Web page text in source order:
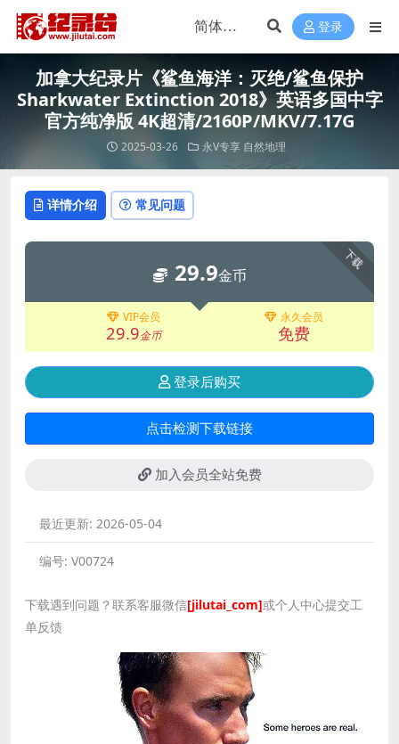
登录
加拿大纪录片《鲨鱼海洋：灭绝/鲨鱼保护
Sharkwater Extinction 2018》英语多国中字
官方纯净版 4K超清/2160P/MKV/7.17G
2025-03-26 永V专享 自然地理
详情介绍 常见问题
下载
29.9金币
VIP会员
29.9金币
永久会员
免费
登录后购买
点击检测下载链接
加入会员全站免费
最近更新: 2026-05-04
编号: V00724
下载遇到问题？联系客服微信[jilutai_com]或个人中心提交工
单反馈